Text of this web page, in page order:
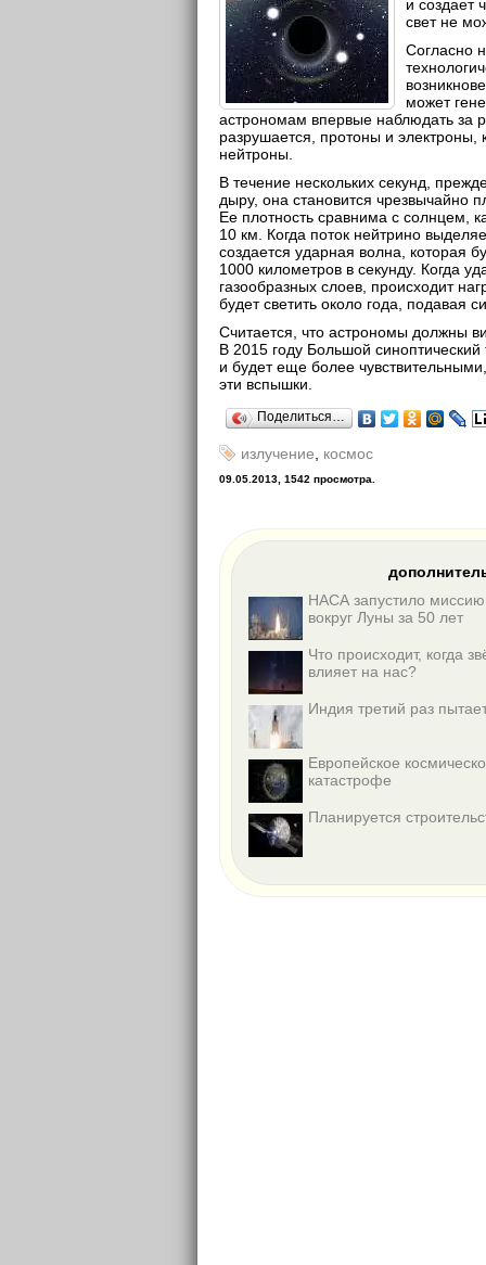
и создает
свет не
Согласно
может
астрономам впервые наблюдать за
разрушается, протоны и
нейтроны.
В течение нескольких секунд,
дыру, она становится чрезвычайно
Ее плотность сравнима с солнцем,
10 км. Когда поток нейтрино
создается ударная волна, которая
1000 километров в секунду. Когда
газообразных слоев, происходит
будет светить около года, подавая
Считается, что астрономы должны
В 2015 году Большой синоптический
и будет еще более
эти вспышки.
Поделиться…
излучение космос
09.05.2013, 1542 просмотра.
НАСА запустило
вокруг Луны за 50 лет
Что происходит, когда
влияет на нас?
Индия третий раз
Европейское
катастрофе
Планируется